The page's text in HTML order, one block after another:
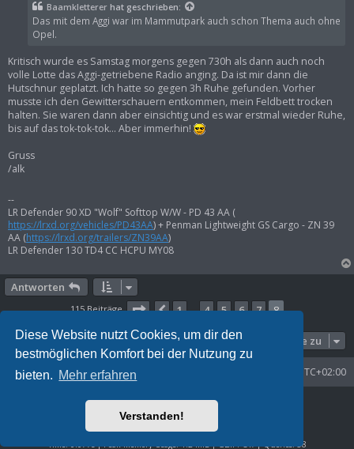
Diese Website nutzt Cookies, um dir den
bestmöglichen Komfort bei der Nutzung zu
bieten. Mehr erfahren
Verstanden!
Baamkletterer hat geschrieben:
Das mit dem Aggi war im Mammutpark auch schon Thema auch ohne
Opel.
Kritisch wurde es Samstag morgens gegen 730h als dann auch noch
volle Lotte das Aggi-getriebene Radio anging. Da ist mir dann die
Hutschnur geplatzt. Ich hatte so gegen 3h Ruhe gefunden. Vorher
musste ich den Gewitterschauern entkommen, mein Feldbett trocken
halten. Sie waren dann aber einsichtig und es war erstmal wieder Ruhe,
bis auf das tok-tok-tok... Aber immerhin!
Gruss
/alk
--
LR Defender 90 XD "Wolf" Softtop W/W - PD 43 AA (
https://lrxd.org/vehicles/PD43AA) + Penman Lightweight GS Cargo - ZN 39
AA (https://lrxd.org/trailers/ZN39AA)
LR Defender 130 TD4 CC HCPU MY08
Antworten
115 Beiträge Seite8von8
Vorherige
1 … 4 5 6 7 8
Gehe zu
Startseite Foren-Übersicht UTC+02:00
Powered byphpBB® Forum Software © phpBB Limited
Deutsche Übersetzung durch
Datenschutz|Nutzungsbedingungen
Time: 0.077s| Peak Memory Usage: 1.2 MiB | GZIP: Off |Queries: 58